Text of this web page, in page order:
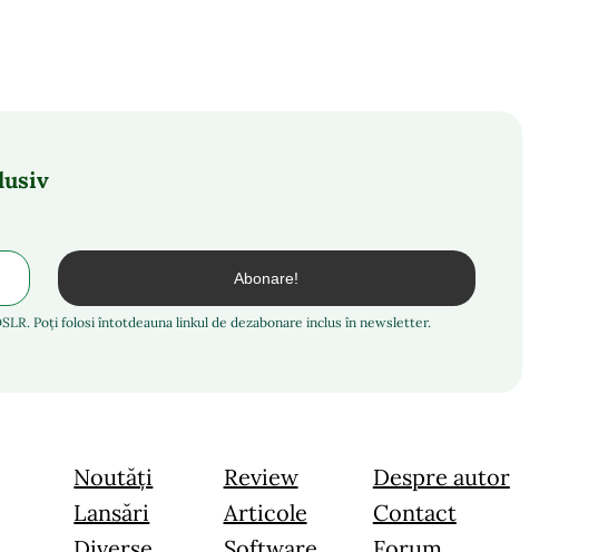
Poți folosi întotdeauna linkul de dezabonare inclus în newsletter.
Noutăți
Lansări
Review
Articole
Despre autor
Contact